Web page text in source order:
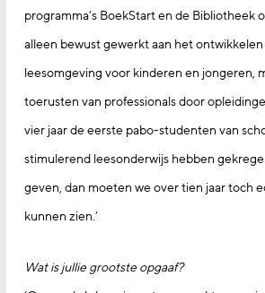
programma’s BoekStart en de Bibliotheek
alleen bewust gewerkt aan het
leesomgeving voor kinderen en jongeren,
toerusten van professionals door
vier jaar de eerste pabo-studenten van
stimulerend leesonderwijs hebben
geven, dan moeten we over tien jaar toch
kunnen zien.’
Wat is jullie grootste opgaaf?